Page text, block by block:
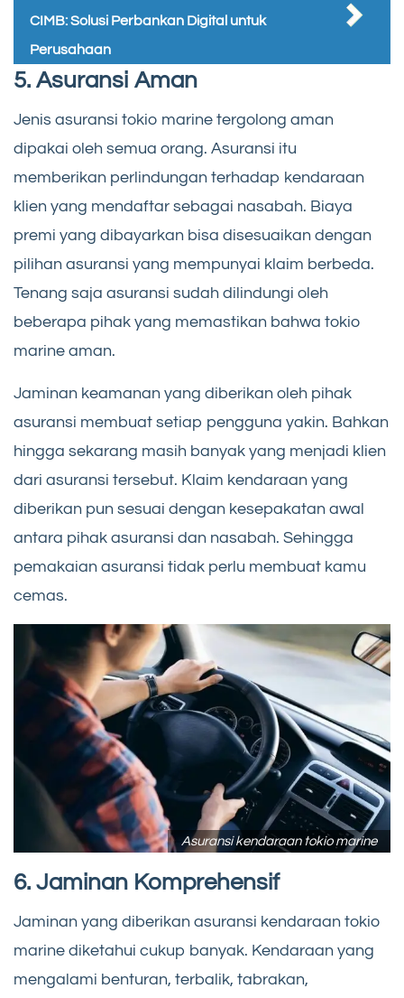
CIMB: Solusi Perbankan Digital untuk
Perusahaan
5. Asuransi Aman
Jenis asuransi tokio marine tergolong aman
dipakai oleh semua orang. Asuransi itu
memberikan perlindungan terhadap kendaraan
klien yang mendaftar sebagai nasabah. Biaya
premi yang dibayarkan bisa disesuaikan dengan
pilihan asuransi yang mempunyai klaim berbeda.
Tenang saja asuransi sudah dilindungi oleh
beberapa pihak yang memastikan bahwa tokio
marine aman.
Jaminan keamanan yang diberikan oleh pihak
asuransi membuat setiap pengguna yakin. Bahkan
hingga sekarang masih banyak yang menjadi klien
dari asuransi tersebut. Klaim kendaraan yang
diberikan pun sesuai dengan kesepakatan awal
antara pihak asuransi dan nasabah. Sehingga
pemakaian asuransi tidak perlu membuat kamu
cemas.
Asuransi kendaraan tokio marine
6. Jaminan Komprehensif
Jaminan yang diberikan asuransi kendaraan tokio
marine diketahui cukup banyak. Kendaraan yang
mengalami benturan, terbalik, tabrakan,